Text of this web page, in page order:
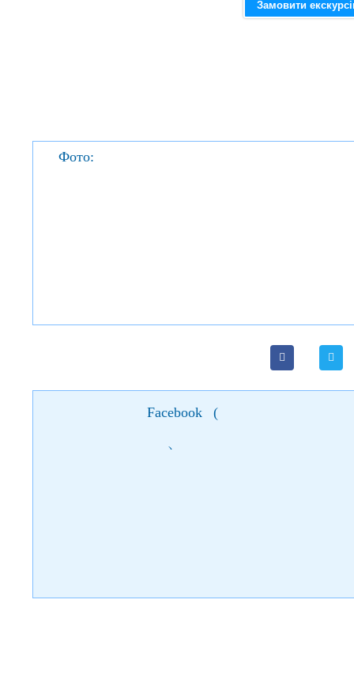
Замовити
Фото:
Facebook (
)